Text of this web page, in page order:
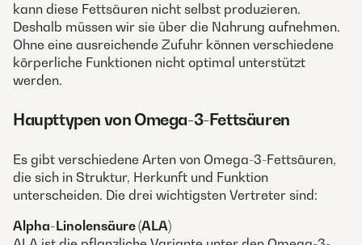
kann diese Fettsäuren nicht selbst produzieren.
Deshalb müssen wir sie über die Nahrung aufnehmen.
Ohne eine ausreichende Zufuhr können verschiedene
körperliche Funktionen nicht optimal unterstützt
werden.
Haupttypen von Omega-3-Fettsäuren
Es gibt verschiedene Arten von Omega-3-Fettsäuren,
die sich in Struktur, Herkunft und Funktion
unterscheiden. Die drei wichtigsten Vertreter sind:
Alpha-Linolensäure (ALA)